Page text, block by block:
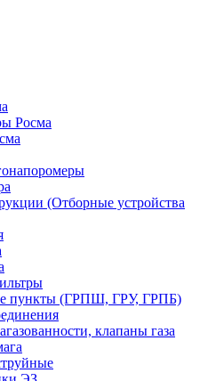
Росма
(Отборные устройства
пункты (ГРПШ, ГРУ, ГРПБ)
клапаны газа